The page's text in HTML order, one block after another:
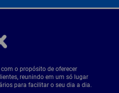
o propósito de oferecer
reunindo em um só lugar
para facilitar o seu dia a dia.